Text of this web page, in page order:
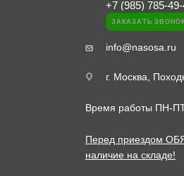
+7 (985) 785-
ЗАКАЗАТЬ
info@nasosa.ru
г. Москва,
Время работы ПН-
Перед приездом
наличие на складе!